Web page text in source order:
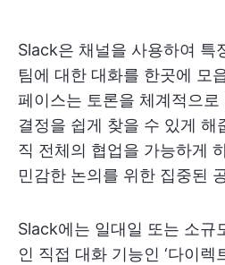
Slack은 채널을 사용하여 특
팀에 대한 대화를 한곳에 모
페이스는 토론을 체계적으
결정을 쉽게 찾을 수 있게 해
직 전체의 협업을 가능하게
민감한 논의를 위한 집중된
Slack에는 일대일 또는 소규
인 직접 대화 기능인 ‘다이렉